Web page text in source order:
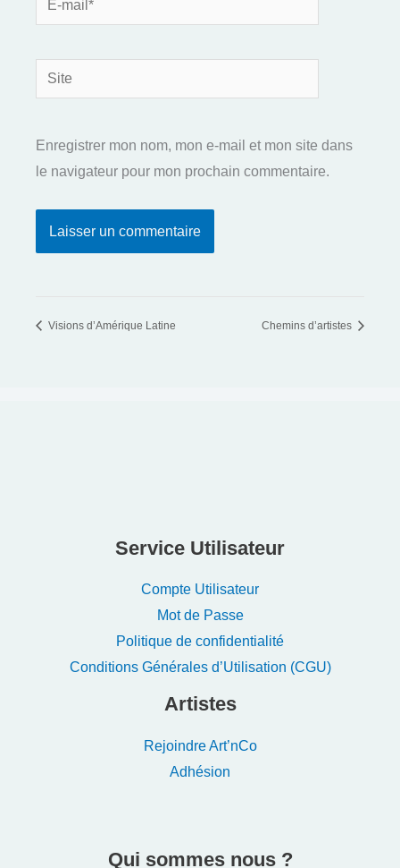
mail*
Site
Enregistrer mon nom, mon e-mail et mon site dans
le navigateur pour mon prochain commentaire.
Visions d’Amérique Latine Chemins d’artistes
Service Utilisateur
Compte Utilisateur
Mot de Passe
Politique de confidentialité
Conditions Générales d’Utilisation (CGU)
Artistes
Rejoindre Art’nCo
Adhésion
Qui sommes nous ?